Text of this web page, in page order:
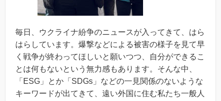
毎日、ウクライナ紛争のニュースが入ってきて、はら
はらしています。爆撃などによる被害の様子を見て早
く戦争が終わってほしいと願いつつ、自分ができるこ
とは何もないという無力感もあります。そんな中、
「ESG」とか「SDGs」などの一見関係のないような
キーワードが出てきて、遠い外国に住む私たち一般人